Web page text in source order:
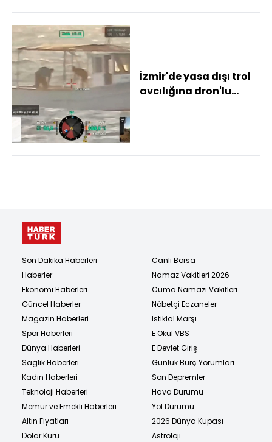
İzmir'de yasa dışı trol
avcılığına dron'lu
Son Dakika Haberleri
Haberler
Ekonomi Haberleri
Güncel Haberler
Magazin Haberleri
Spor Haberleri
Dünya Haberleri
Sağlık Haberleri
Kadın Haberleri
Teknoloji Haberleri
Memur ve Emekli Haberleri
Altın Fiyatları
Dolar Kuru
Canlı Borsa
Namaz Vakitleri 2026
Cuma Namazı Vakitleri
Nöbetçi Eczaneler
İstiklal Marşı
E Okul VBS
E Devlet Giriş
Günlük Burç Yorumları
Son Depremler
Hava Durumu
Yol Durumu
2026 Dünya Kupası
Astroloji